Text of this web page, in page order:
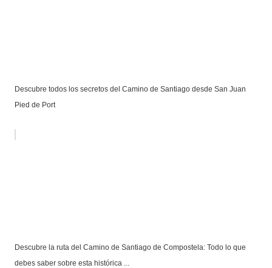
Descubre todos los secretos del Camino de Santiago desde San Juan
Pied de Port
Descubre la ruta del Camino de Santiago de Compostela: Todo lo que
debes saber sobre esta histórica ...